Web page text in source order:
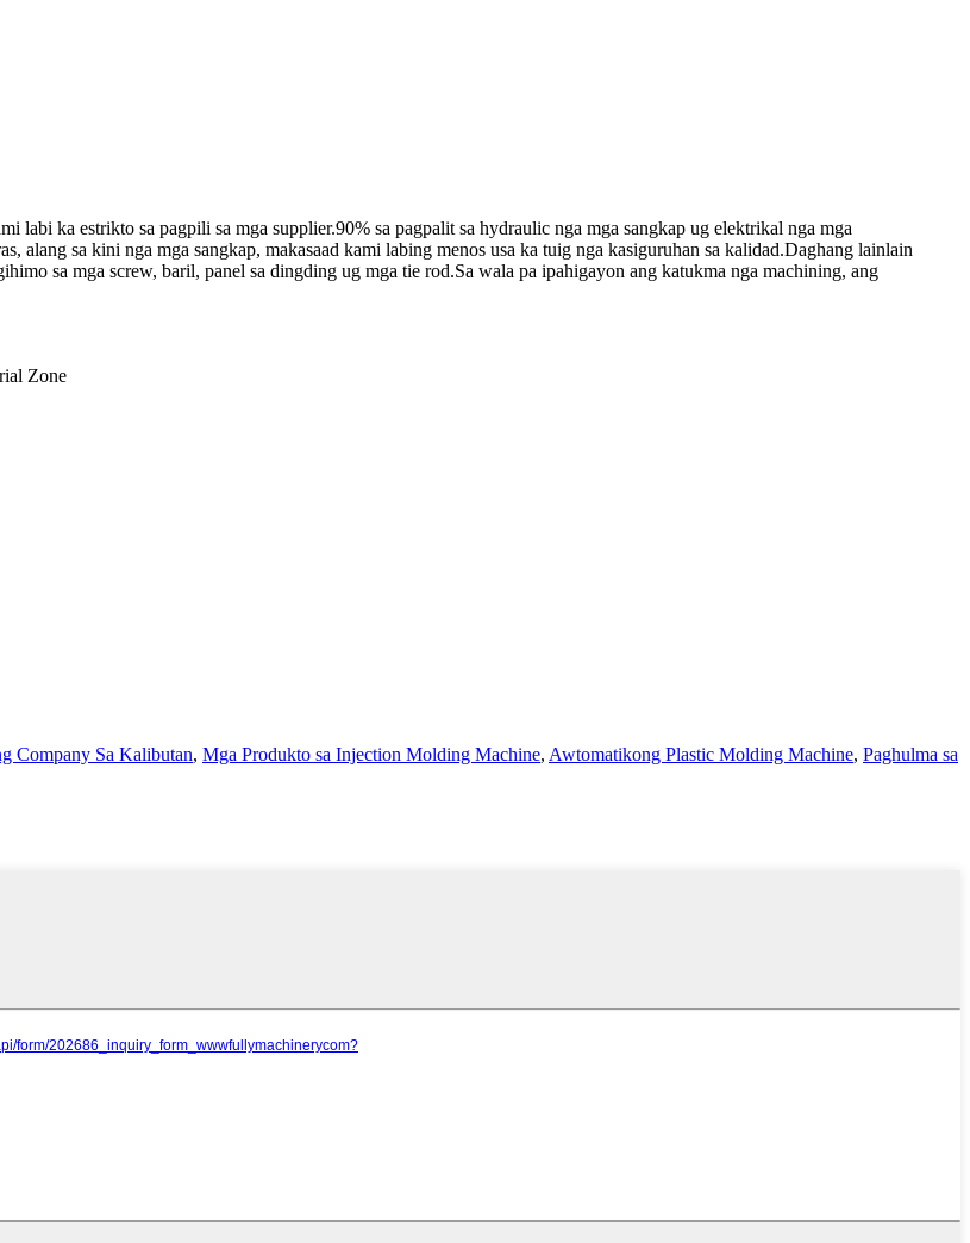
labi ka estrikto sa pagpili sa mga supplier.90% sa pagpalit sa hydraulic nga mga sangkap ug elektrikal nga mga
alang sa kini nga mga sangkap, makasaad kami labing menos usa ka tuig nga kasiguruhan sa kalidad.Daghang lainlain
sa mga screw, baril, panel sa dingding ug mga tie rod.Sa wala pa ipahigayon ang katukma nga machining, ang
Zone
Company Sa Kalibutan, Mga Produkto sa Injection Molding Machine, Awtomatikong Plastic Molding Machine, Paghulma sa